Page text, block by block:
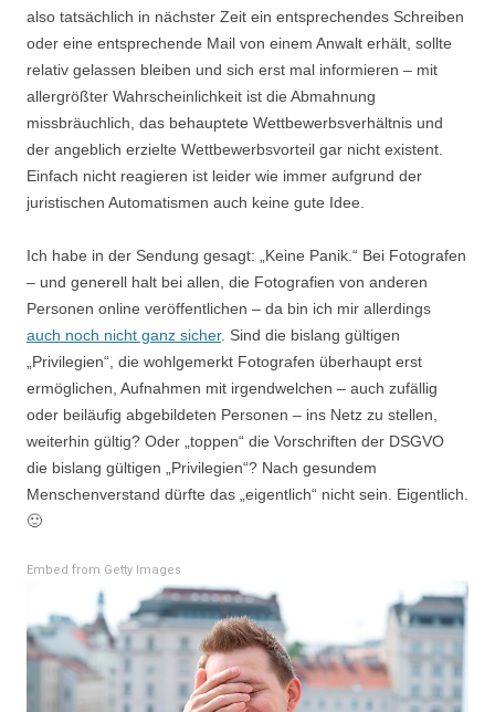
also tatsächlich in nächster Zeit ein entsprechendes Schreiben
oder eine entsprechende Mail von einem Anwalt erhält, sollte
relativ gelassen bleiben und sich erst mal informieren – mit
allergrößter Wahrscheinlichkeit ist die Abmahnung
missbräuchlich, das behauptete Wettbewerbsverhältnis und
der angeblich erzielte Wettbewerbsvorteil gar nicht existent.
Einfach nicht reagieren ist leider wie immer aufgrund der
juristischen Automatismen auch keine gute Idee.
Ich habe in der Sendung gesagt: „Keine Panik.“ Bei Fotografen
– und generell halt bei allen, die Fotografien von anderen
Personen online veröffentlichen – da bin ich mir allerdings
auch noch nicht ganz sicher. Sind die bislang gültigen
„Privilegien“, die wohlgemerkt Fotografen überhaupt erst
ermöglichen, Aufnahmen mit irgendwelchen – auch zufällig
oder beiläufig abgebildeten Personen – ins Netz zu stellen,
weiterhin gültig? Oder „toppen“ die Vorschriften der DSGVO
die bislang gültigen „Privilegien“? Nach gesundem
Menschenverstand dürfte das „eigentlich“ nicht sein. Eigentlich.
🙂
Embed from Getty Images